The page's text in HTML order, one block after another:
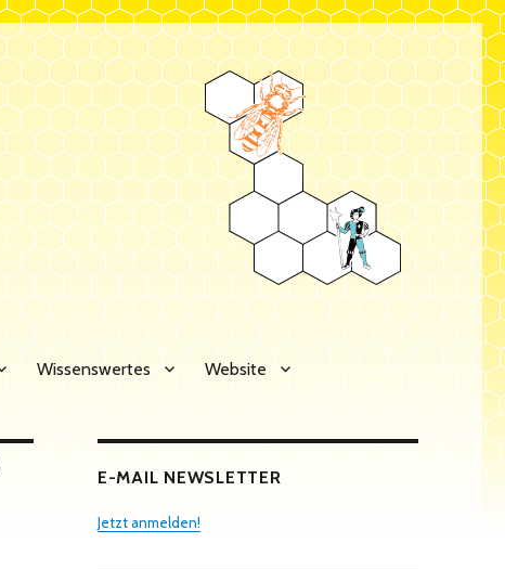
Wissenswertes Website
E-MAIL NEWSLETTER
Jetzt anmelden!